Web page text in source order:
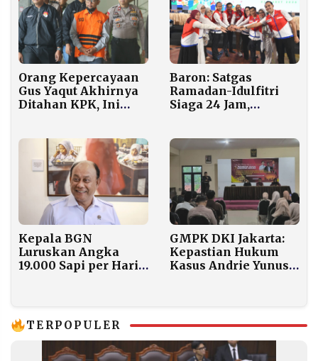
Orang Kepercayaan
Gus Yaqut Akhirnya
Ditahan KPK, Ini
Baron: Satgas
Ramadan-Idulfitri
Siaga 24 Jam,
Aman
Kepala BGN
Luruskan Angka
19.000 Sapi per Hari
Nyata
GMPK DKI Jakarta:
Kepastian Hukum
Kasus Andrie Yunus
TERPOPULER